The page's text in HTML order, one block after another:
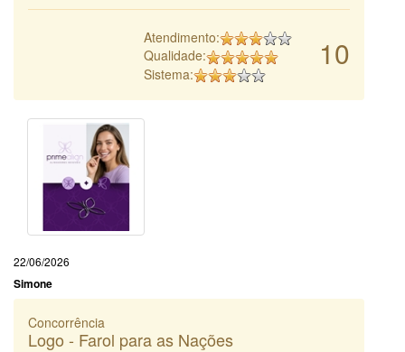
10
Atendimento:
Qualidade:
Sistema:
22/06/2026
Simone
Concorrência
Logo - Farol para as Nações